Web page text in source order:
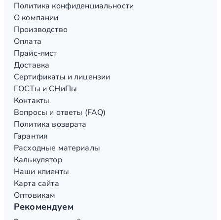
Политика конфиденциальности
О компании
Производство
Оплата
Прайс-лист
Доставка
Сертификаты и лицензии
ГОСТы и СНиПы
Контакты
Вопросы и ответы (FAQ)
Политика возврата
Гарантия
Расходные материалы
Калькулятор
Наши клиенты
Карта сайта
Оптовикам
Рекомендуем